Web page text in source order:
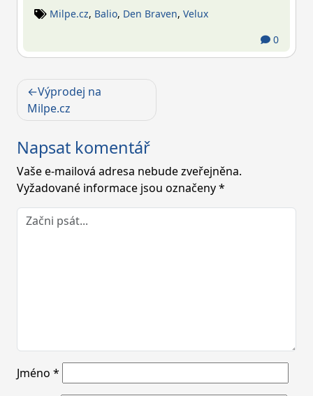
Milpe.cz, Balio, Den Braven, Velux
0
Navigace
pro
Výprodej na
Milpe.cz
Napsat komentář
Vaše e-mailová adresa nebude zveřejněna.
Vyžadované informace jsou označeny*
Jméno *